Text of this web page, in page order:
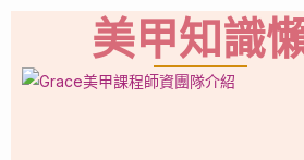
美甲知識